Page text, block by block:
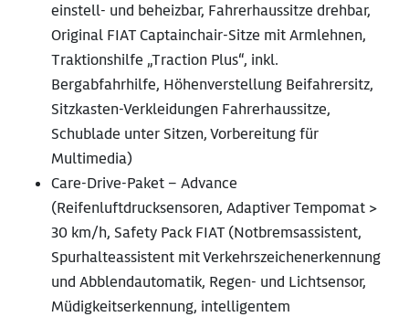
einstell- und beheizbar, Fahrerhaussitze drehbar,
Original FIAT Captainchair-Sitze mit Armlehnen,
Traktionshilfe „Traction Plus“, inkl.
Bergabfahrhilfe, Höhenverstellung Beifahrersitz,
Sitzkasten-Verkleidungen Fahrerhaussitze,
Schublade unter Sitzen, Vorbereitung für
Multimedia)
Care-Drive-Paket – Advance
(Reifenluftdrucksensoren, Adaptiver Tempomat >
30 km/h, Safety Pack FIAT (Notbremsassistent,
Spurhalteassistent mit Verkehrszeichenerkennung
und Abblendautomatik, Regen- und Lichtsensor,
Müdigkeitserkennung, intelligentem